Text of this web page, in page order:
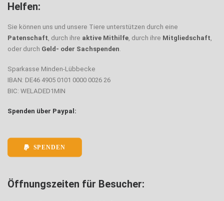
Helfen:
Sie können uns und unsere Tiere unterstützen durch eine
Patenschaft, durch ihre aktive Mithilfe, durch ihre Mitgliedschaft,
oder durch Geld- oder Sachspenden.
Sparkasse Minden-Lübbecke
IBAN: DE46 4905 0101 0000 0026 26
BIC: WELADED1MIN
Spenden über Paypal:
SPENDEN
Öffnungszeiten für Besucher: